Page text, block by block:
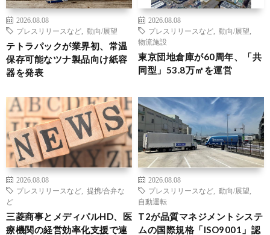
2026.08.08
プレスリリースなど
動向/展望
テトラパックが業界初、常温
保存可能なツナ製品向け紙容
器を発表
2026.08.08
プレスリリースなど
動向/展望
物流施設
東京団地倉庫が60周年、「共
同型」53.8万㎡を運営
2026.08.08
プレスリリースなど
提携/合弁な
ど
三菱商事とメディパルHD、医
療機関の経営効率化支援で連
2026.08.08
プレスリリースなど
動向/展望
自動運転
T2が品質マネジメントシステ
ムの国際規格「ISO9001」認